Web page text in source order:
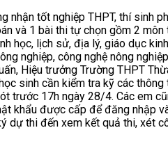
nhận tốt nghiệp THPT, thí sinh
và 1 bài thi tự chọn gồm 2 môn
học, lịch sử, địa lý, giáo dục
nghiệp, công nghệ nông
Hiệu trưởng Trường THPT
sinh cần kiểm tra kỹ các thông
trước 17h ngày 28/4. Các em
khẩu được cấp để đăng nhập
dự thi đến xem kết quả thi, xét